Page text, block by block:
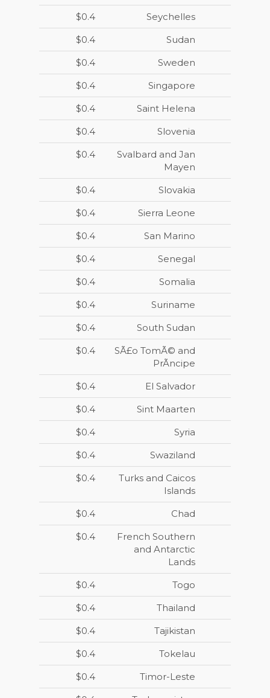
Seychelles
$0.4
Sudan
$0.4
Sweden
$0.4
Singapore
$0.4
Saint Helena
$0.4
Slovenia
$0.4
Svalbard and Jan
Mayen
$0.4
Slovakia
$0.4
Sierra Leone
$0.4
San Marino
$0.4
Senegal
$0.4
Somalia
$0.4
Suriname
$0.4
South Sudan
$0.4
SÃ£o TomÃ© and
PrÃ­ncipe
$0.4
El Salvador
$0.4
Sint Maarten
$0.4
Syria
$0.4
Swaziland
$0.4
Turks and Caicos
Islands
$0.4
Chad
$0.4
French Southern
and Antarctic
Lands
$0.4
Togo
$0.4
Thailand
$0.4
Tajikistan
$0.4
Tokelau
$0.4
Timor-Leste
$0.4